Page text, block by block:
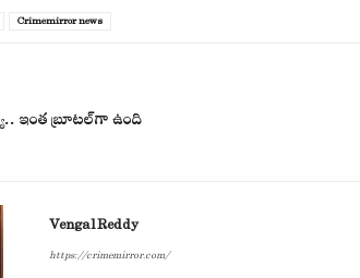
Crimemirror news
బ్రూటల్‌గా ఉంది
Vengal Reddy
https://crimemirror.com/